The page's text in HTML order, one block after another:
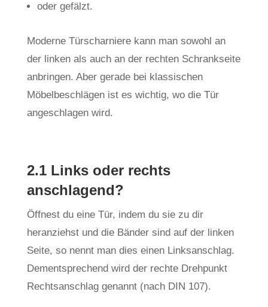
oder gefälzt.
Moderne Türscharniere kann man sowohl an
der linken als auch an der rechten Schrankseite
anbringen. Aber gerade bei klassischen
Möbelbeschlägen ist es wichtig, wo die Tür
angeschlagen wird.
2.1 Links oder rechts
anschlagend?
Öffnest du eine Tür, indem du sie zu dir
heranziehst und die Bänder sind auf der linken
Seite, so nennt man dies einen Linksanschlag.
Dementsprechend wird der rechte Drehpunkt
Rechtsanschlag genannt (nach DIN 107).